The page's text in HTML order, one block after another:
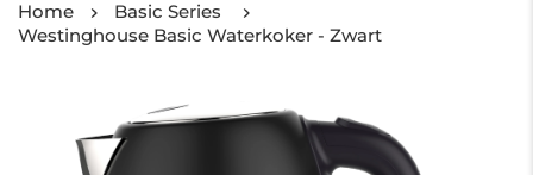
Pannen
Messen
Home
Basic Series
Westinghouse Basic Waterkoker - Zwart